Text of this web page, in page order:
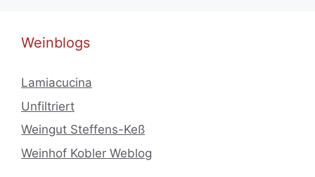
Weinblogs
Lamiacucina
Unfiltriert
Weingut Steffens-Keß
Weinhof Kobler Weblog